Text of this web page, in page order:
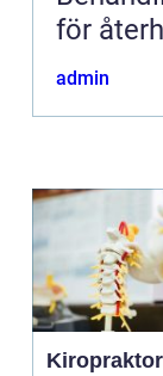
för
admin